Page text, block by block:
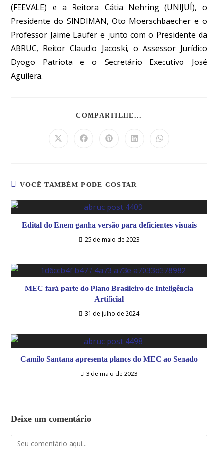
(FEEVALE) e a Reitora Cátia Nehring (UNIJUÍ), o
Presidente do SINDIMAN, Oto Moerschbaecher e o
Professor Jaime Laufer e junto com o Presidente da
ABRUC, Reitor Claudio Jacoski, o Assessor Jurídico
Dyogo Patriota e o Secretário Executivo José
Aguilera.
COMPARTILHE...
VOCÊ TAMBÉM PODE GOSTAR
Edital do Enem ganha versão para deficientes visuais
25 de maio de 2023
MEC fará parte do Plano Brasileiro de Inteligência
Artificial
31 de julho de 2024
Camilo Santana apresenta planos do MEC ao Senado
3 de maio de 2023
Deixe um comentário